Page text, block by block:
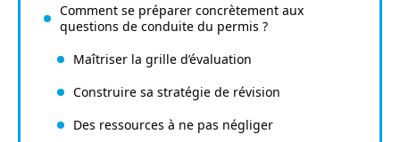
Comment se préparer concrètement aux
questions de conduite du permis ?
Maîtriser la grille d’évaluation
Construire sa stratégie de révision
Des ressources à ne pas négliger